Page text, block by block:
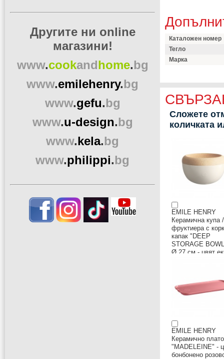
Каталожен номер
Тегло
Марка
Сложете
количката
EMILE HENRY
Керамична купа /
фруктиера с
капак "DEEP
STORAGE
Ø 27 см - цвят
EMILE HENRY
Керамично плато
"MADELEINE" -
бонбонено
Другите ни online
магазини!
www.cookandhome.bg
www.emilehenry.bg
www.gefu.bg
www.u-design.bg
www.kela.bg
www.philippi.bg